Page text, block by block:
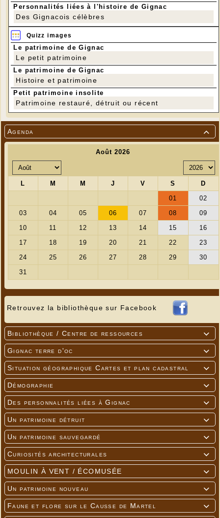

Agenda
Retrouvez la bibliothèque sur Facebook

Bibliothèque / Centre de ressources

Gignac terre d'oc

Situation géographique Cartes et plan cadastral

Démographie

Des personnalités liées à Gignac

Un patrimoine détruit

Un patrimoine sauvegardé

Curiosités architecturales

MOULIN À VENT / ÉCOMUSÉE

Un patrimoine nouveau

Faune et flore sur le Causse de Martel
Sylvie Cardoso
---
Personnalités liées à l'histoire de Gignac
Des Gignacois célèbres
Quizz images
Le patrimoine de Gignac
Le petit patrimoine
Le patrimoine de Gignac
Histoire et patrimoine
Petit patrimoine insolite
Patrimoine restauré, détruit ou récent